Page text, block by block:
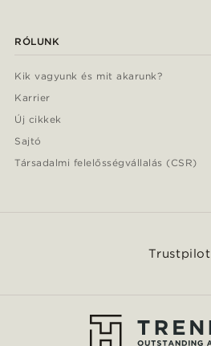
RÓLUNK
Kik vagyunk és mit akarunk?
Karrier
Új cikkek
Sajtó
Társadalmi felelősségvállalás (CSR)
Trustpilot